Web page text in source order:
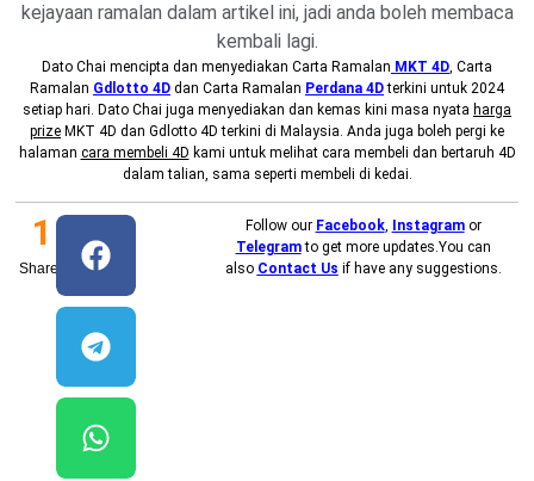
kejayaan ramalan dalam artikel ini, jadi anda boleh membaca
kembali lagi.
Dato Chai mencipta dan menyediakan Carta Ramalan MKT 4D, Carta
Ramalan Gdlotto 4D dan Carta Ramalan Perdana 4Dterkini untuk 2024
setiap hari. Dato Chai juga menyediakan dan kemas kini masa nyata harga
prize MKT 4D dan Gdlotto 4D terkini di Malaysia. Anda juga boleh pergi ke
halaman cara membeli 4D kami untuk melihat cara membeli dan bertaruh 4D
dalam talian, sama seperti membeli di kedai.
Shares
1 Follow our Facebook, Instagram or
Telegramto get more updates.You can
also Contact Us if have any suggestions.